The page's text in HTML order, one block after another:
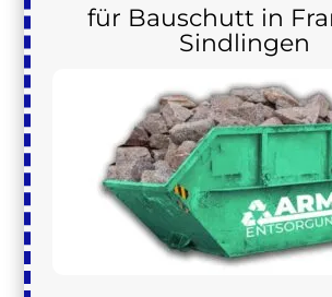
für Bauschutt in
Sindlingen